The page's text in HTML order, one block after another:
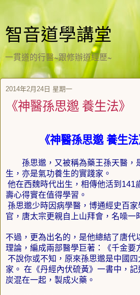
智音道學講堂
一貫道的行醫~跟修辦道經歷~
2014年2月24日 星期一
《神醫孫思邈 養生法》
《神醫孫思邈 養生法
孫思邈，又被稱為藥王孫天醫，
生，亦是氣功養生的實踐家。
他在西魏時代出生，相傳他活到141
壽心得實在值得學習。
孫思邈少時因病學醫，博通經史百
官，唐太宗更親自上山拜會，名噪一
不過，更為出名的，是他總結了唐代
理論，編成兩部醫學巨著：《千金要
不說你或不知，原來孫思邈是中國
家。 在《丹經內伏硫黃》一書中，
炭混在一起，製成火藥。